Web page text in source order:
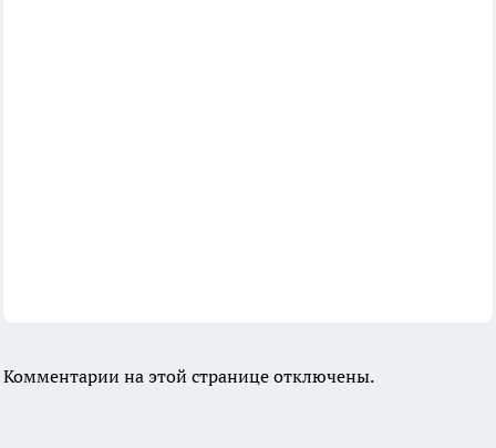
Комментарии на этой странице отключены.